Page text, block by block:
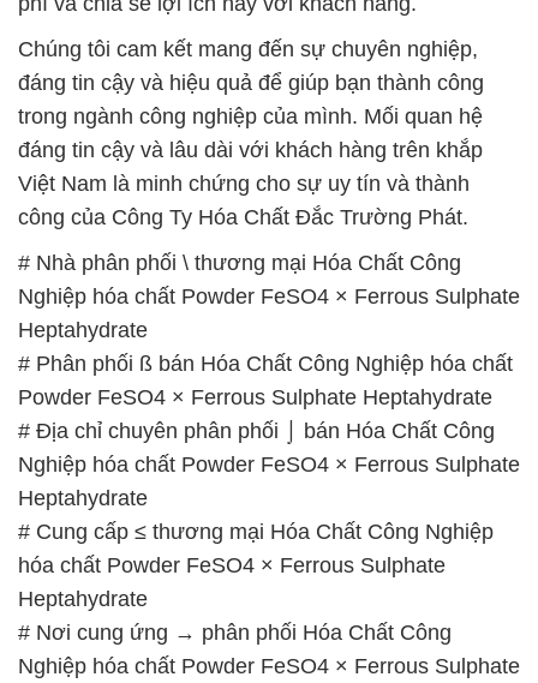
Chúng tôi cam kết mang đến sự chuyên nghiệp,
đáng tin cậy và hiệu quả để giúp bạn thành công
trong ngành công nghiệp của mình. Mối quan hệ
đáng tin cậy và lâu dài với khách hàng trên khắp
Việt Nam là minh chứng cho sự uy tín và thành
công của Công Ty Hóa Chất Đắc Trường Phát.
# Nhà phân phối \ thương mại Hóa Chất Công
Nghiệp hóa chất Powder FeSO4 × Ferrous Sulphate
Heptahydrate
# Phân phối ß bán Hóa Chất Công Nghiệp hóa chất
Powder FeSO4 × Ferrous Sulphate Heptahydrate
# Địa chỉ chuyên phân phối ⌡ bán Hóa Chất Công
Nghiệp hóa chất Powder FeSO4 × Ferrous Sulphate
Heptahydrate
# Cung cấp ≤ thương mại Hóa Chất Công Nghiệp
hóa chất Powder FeSO4 × Ferrous Sulphate
Heptahydrate
# Nơi cung ứng → phân phối Hóa Chất Công
Nghiệp hóa chất Powder FeSO4 × Ferrous Sulphate